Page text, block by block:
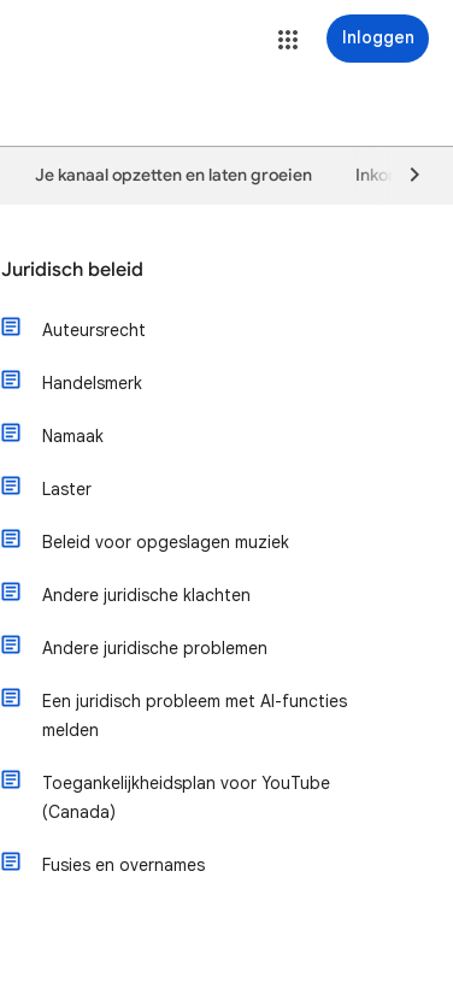
Inloggen
Je kanaal opzetten en laten groeien Inkomsten
Juridisch beleid
Auteursrecht
Handelsmerk
Namaak
Laster
Beleid voor opgeslagen muziek
Andere juridische klachten
Andere juridische problemen
Een juridisch probleem met AI-functies
melden
Toegankelijkheidsplan voor YouTube
(Canada)
Fusies en overnames